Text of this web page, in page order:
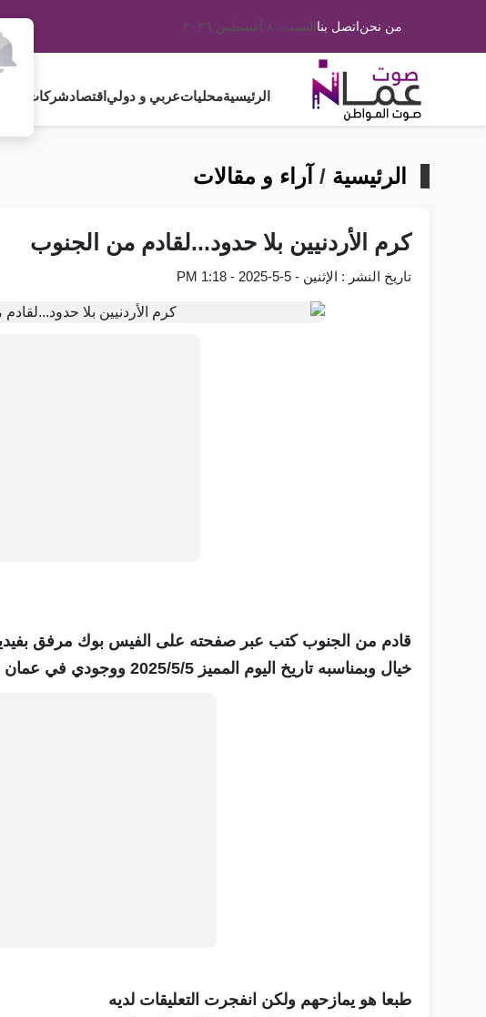
من نحناتصل بناالسبت، ٨ أغسطس ٢٠٢٦
الرئيسيةمحلياتعربي و دولي اقتصادشركات و
الرئيسية / آراء و مقالات
كرم الأردنيين بلا حدود...لقادم من الجنوب
تاريخ النشر : الإثنين - 5-5-2025 - 1:18 PM
قادم من الجنوب كتب عبر صفحته على الفيس بوك مرفق
خيال وبمناسبه تاريخ اليوم المميز 2025/5/5 ووجودي في عمان مين يعزمني على منسف ".
طبعا هو يمازحهم ولكن انفجرت التعليقات لديه